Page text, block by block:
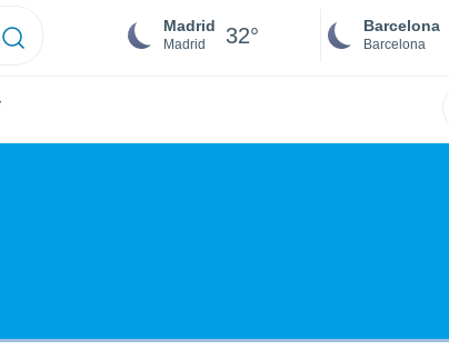
Madrid
Madrid 32° Barcelona
Barcelona